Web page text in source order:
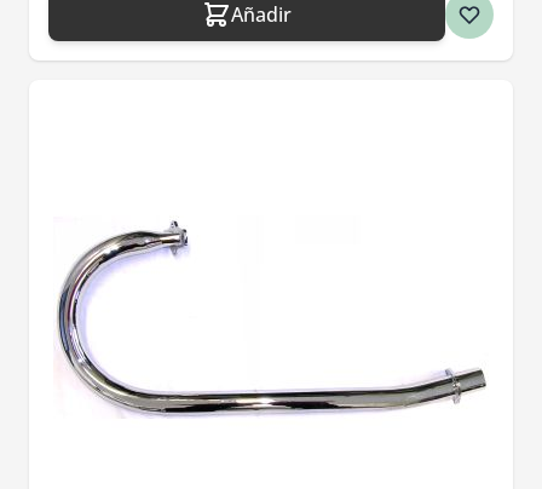
Añadir